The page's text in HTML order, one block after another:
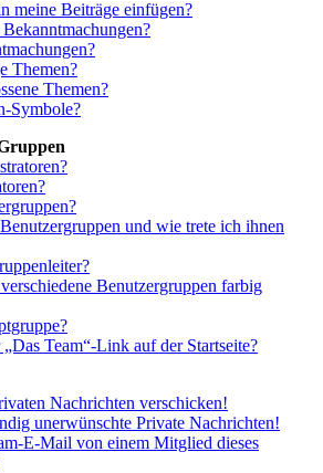
meine Beiträge einfügen?
Themen?
Themen?
Symbole?
und wie trete ich ihnen
Benutzergruppen farbig
„Das Team“-Link auf der Startseite?
Nachrichten verschicken!
unerwünschte Private Nachrichten!
E-Mail von einem Mitglied dieses